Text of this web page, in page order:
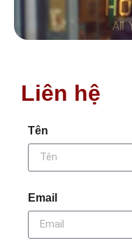
Liên hệ
Tên
Email